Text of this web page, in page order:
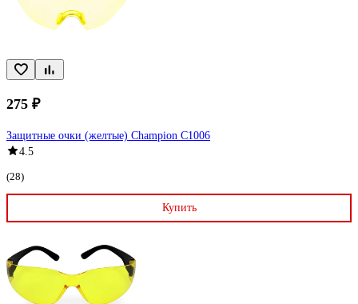
275 ₽
Защитные очки (желтые) Champion C1006
4.5
(28)
Купить